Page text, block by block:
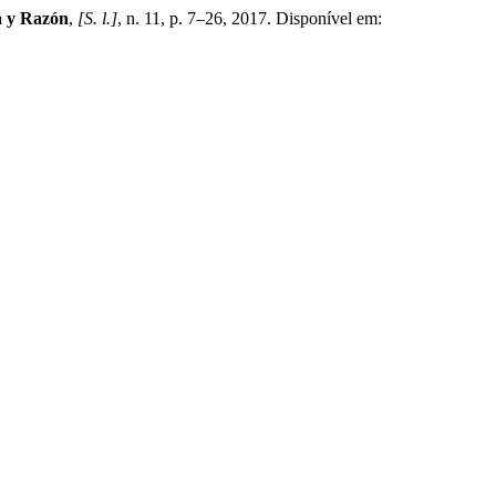
y Razón, [S. l.], n. 11, p. 7–26, 2017. Disponível em: